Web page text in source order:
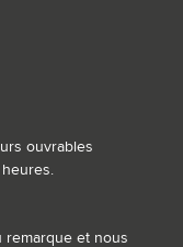
ouvrables
heures.
remarque et nous